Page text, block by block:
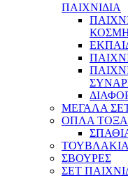
ΠΑΙΧΝΙΔΙΑ
ΜΕΓΑΛΑ
ΟΠΛΑ ΤΟΞΑ
ΤΟΥΒΛΑΚΙΑ
ΣΒΟΥΡΕΣ
ΣΕΤ